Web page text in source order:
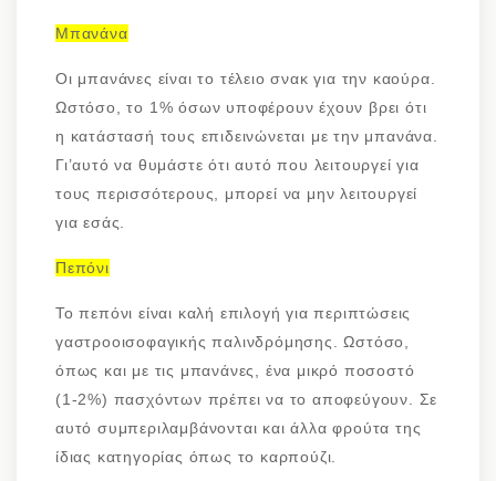
Μπανάνα
Οι μπανάνες είναι το τέλειο σνακ για την καούρα.
Ωστόσο, το 1% όσων υποφέρουν έχουν βρει ότι
η κατάστασή τους επιδεινώνεται με την μπανάνα.
Γι’αυτό να θυμάστε ότι αυτό που λειτουργεί για
τους περισσότερους, μπορεί να μην λειτουργεί
για εσάς.
Πεπόνι
Το πεπόνι είναι καλή επιλογή για περιπτώσεις
γαστροοισοφαγικής παλινδρόμησης. Ωστόσο,
όπως και με τις μπανάνες, ένα μικρό ποσοστό
(1-2%) πασχόντων πρέπει να το αποφεύγουν. Σε
αυτό συμπεριλαμβάνονται και άλλα φρούτα της
ίδιας κατηγορίας όπως το καρπούζι.